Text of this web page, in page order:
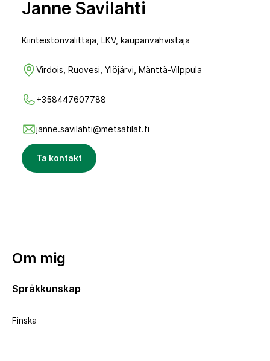
Janne Savilahti
Kiinteistönvälittäjä, LKV, kaupanvahvistaja
Virdois, Ruovesi, Ylöjärvi, Mänttä-Vilppula
+358447607788
janne.savilahti@metsatilat.fi
Ta kontakt
Om mig
Språkkunskap
Finska